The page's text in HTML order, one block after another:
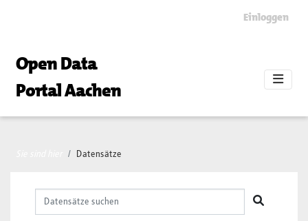
Einloggen
Open Data
Portal Aachen
Datensätze